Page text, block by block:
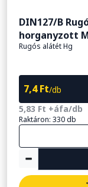
DIN127/B
horganyzott
Rugós alátét Hg
7,4 Ft/db
5,83 Ft +áfa/db
Raktáron: 330 db